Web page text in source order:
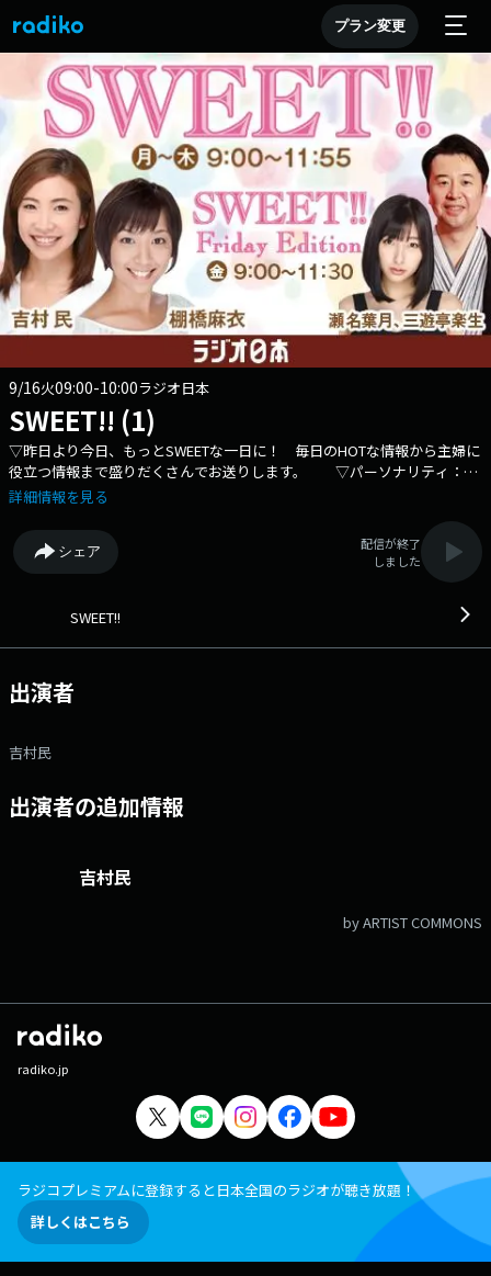
プラン変更
9/16火09:00-10:00ラジオ日本
SWEET!! (1)
▽昨日より今日、もっとSWEETな一日に！ 毎日のHOTな情報から主婦に
役立つ情報まで盛りだくさんでお送りします。 ▽パーソナリティ：吉
村民 ▽今日のメッセージテーマは「一緒にやらない？」 ▼09：40
▼10：00頃 吉村民 尺八を吹く ▼10：10頃 特集コーナー
▼10：45頃 メタバース民の為になる未来ニュース！ 未来を感じる様々
なニュースをお伝えします。 ▼11：05頃 民のトラブル解決ラ
ントは「@sweet924_1422」Xハッシュタグは「#スイート924」
詳細情報を見る
シェア
配信が終了
しました
SWEET!!
出演者
吉村民
出演者の追加情報
吉村民
by ARTIST COMMONS
radiko.jp
ラジコプレミアムに登録すると日本全国のラジオが聴き放題！
詳しくはこちら